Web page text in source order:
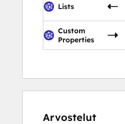
Lists
Custom
Properties
Arvostelut